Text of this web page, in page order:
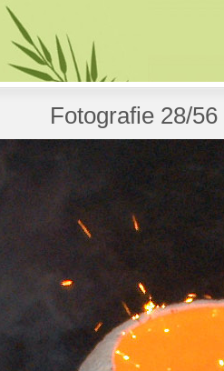
Fotografie 28/56